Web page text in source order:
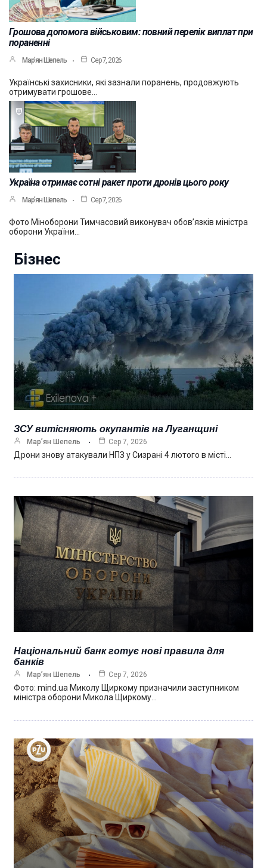
Грошова допомога військовим: повний перелік виплат при
пораненні
Мар’ян Шепель Сер 7, 2026
Українські захисники, які зазнали поранень, продовжують
отримувати грошове…
Україна отримає сотні ракет проти дронів цього року
Мар’ян Шепель Сер 7, 2026
Фото Міноборони Тимчасовий виконувач обов’язків міністра
оборони України…
Бізнес
ЗСУ витісняють окупантів на Луганщині
Мар’ян Шепель Сер 7, 2026
Дрони знову атакували НПЗ у Сизрані 4 лютого в місті…
Національний банк готує нові правила для
банків
Мар’ян Шепель Сер 7, 2026
Фото: mind.ua Миколу Щиркому призначили заступником
міністра оборони Микола Щиркому…